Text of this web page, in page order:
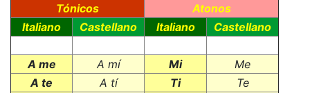
Tónicos
Atonos
Italiano
Castellano Italiano Castellano
A me A mí Mi
Me
A te
A tí Ti
Te